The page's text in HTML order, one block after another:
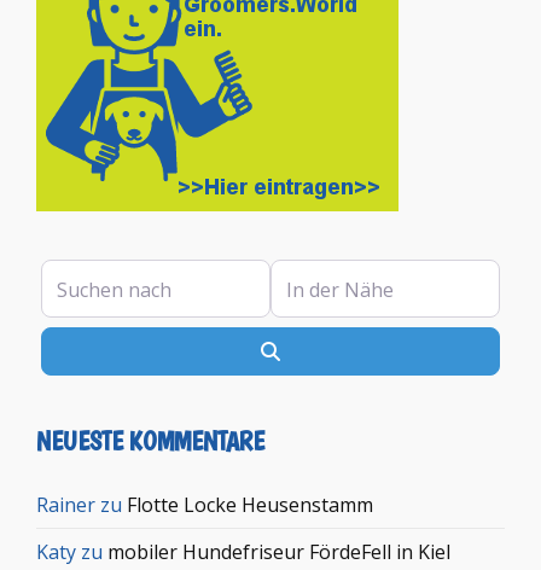
Suchen nach In der Nähe
NEUESTE KOMMENTARE
Rainer zu Flotte Locke Heusenstamm
Katy zu mobiler Hundefriseur FördeFell in Kiel